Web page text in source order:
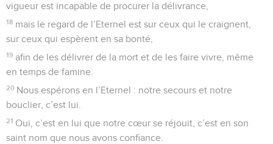
vigueur est incapable de procurer la délivrance,
18 mais le regard de l’Eternel est sur ceux qui le craignent,
sur ceux qui espèrent en sa bonté,
19 afin de les délivrer de la mort et de les faire vivre, même
en temps de famine.
20 Nous espérons en l’Eternel : notre secours et notre
bouclier, c’est lui.
21 Oui, c’est en lui que notre cœur se réjouit, c’est en son
saint nom que nous avons confiance.